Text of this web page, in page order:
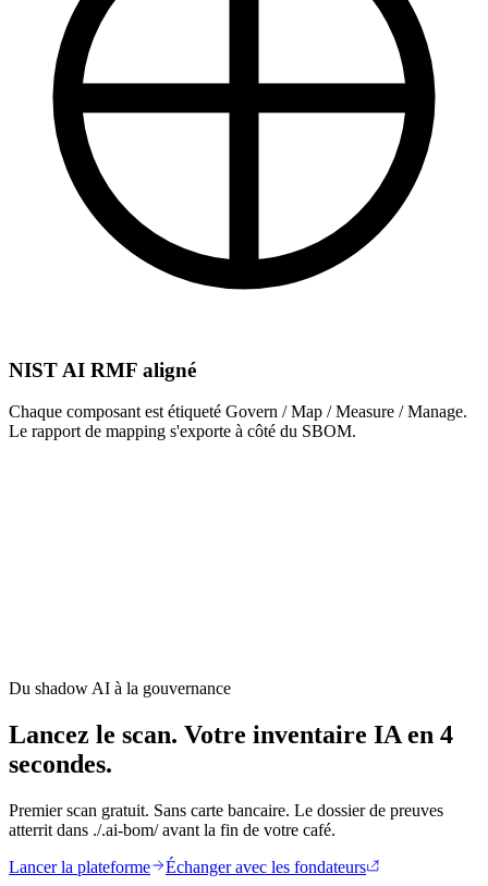
NIST AI RMF aligné
Chaque composant est étiqueté Govern / Map / Measure / Manage.
Le rapport de mapping s'exporte à côté du SBOM.
AI-BOM s'entraîne-t-il sur notre code ?
Du shadow AI à la gouvernance
Lancez le scan. Votre inventaire IA en 4
secondes.
Premier scan gratuit. Sans carte bancaire. Le dossier de preuves
atterrit dans ./.ai-bom/ avant la fin de votre café.
Lancer la plateforme
Échanger avec les fondateurs